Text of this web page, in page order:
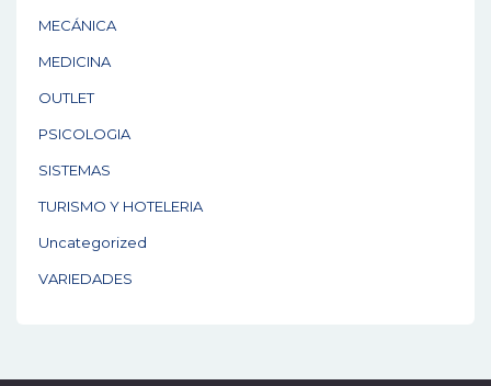
MECÁNICA
MEDICINA
OUTLET
PSICOLOGIA
SISTEMAS
TURISMO Y HOTELERIA
Uncategorized
VARIEDADES